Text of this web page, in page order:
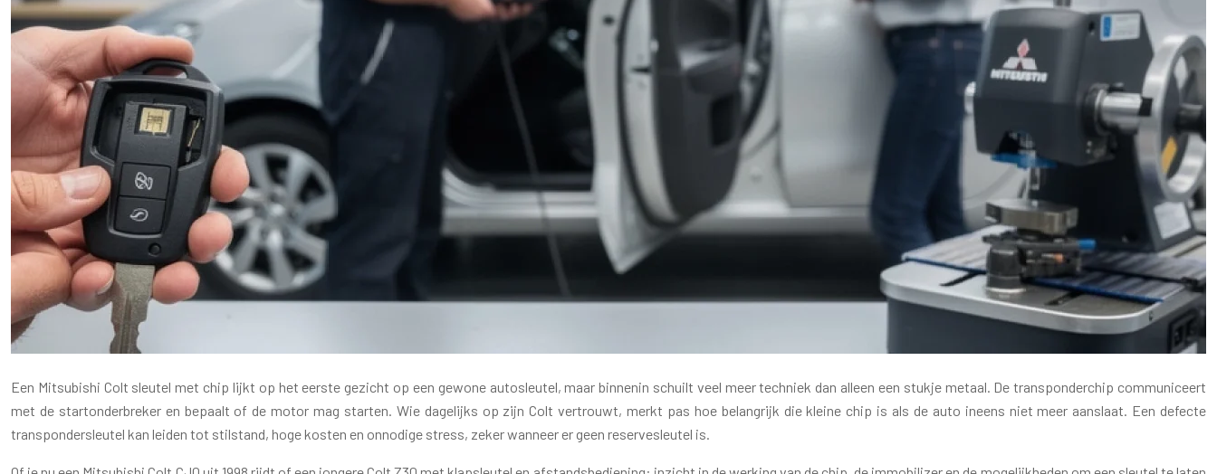
Een Mitsubishi Colt sleutel met chip lijkt op het eerste gezicht op een gewone autosleutel, maar binnenin schuilt veel meer techniek dan alleen een stukje metaal. De transponderchip communiceert
met de startonderbreker en bepaalt of de motor mag starten. Wie dagelijks op zijn Colt vertrouwt, merkt pas hoe belangrijk die kleine chip is als de auto ineens niet meer aanslaat. Een defecte
transpondersleutel kan leiden tot stilstand, hoge kosten en onnodige stress, zeker wanneer er geen reservesleutel is.